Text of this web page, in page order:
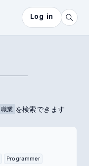
Log in
職業 を検索できます
Programmer